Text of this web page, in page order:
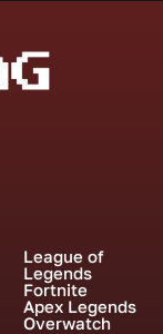
League of
Legends
Fortnite
Apex Legends
Overwatch